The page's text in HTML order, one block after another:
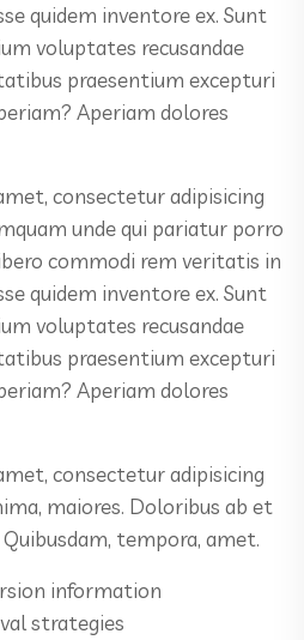
quidem inventore ex. Sunt
voluptates recusandae
praesentium excepturi
Aperiam dolores
consectetur adipisicing
unde qui pariatur porro
commodi rem veritatis in
quidem inventore ex. Sunt
voluptates recusandae
praesentium excepturi
Aperiam dolores
consectetur adipisicing
maiores. Doloribus ab et
tempora, amet.
information
strategies